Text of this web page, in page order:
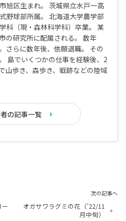
旭区生まれ。 茨城県立水戸一高
野球部所属。 北海道大学農学部
科（現・森林科学科）卒業。 某
の研究所に配属される。 数年
さらに数年後、依願退職。 その
島でいくつかの仕事を経験後、2
山歩き、森歩き、戦跡などの陸域
の記事一覧
次の記事へ
オガサワラグミの花（’22/11
月中旬）
»